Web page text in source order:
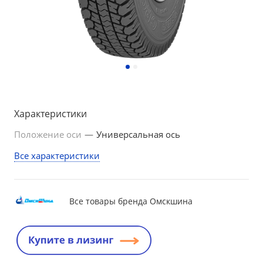
Характеристики
Положение оси — Универсальная ось
Все характеристики
Все товары бренда Омскшина